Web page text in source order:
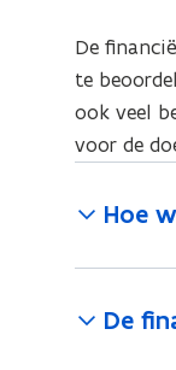
De
te
ook veel
voor de
Hoe
De